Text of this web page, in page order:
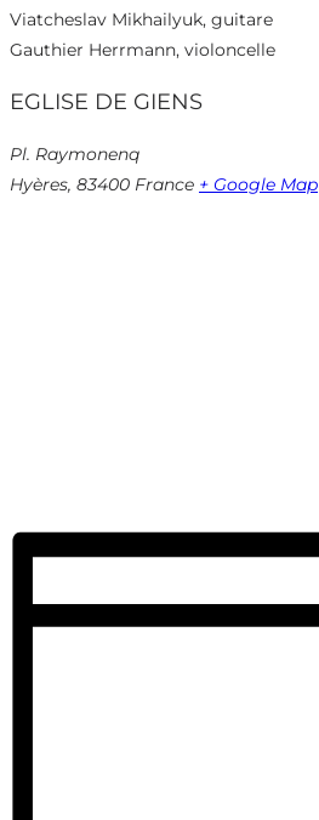
Viatcheslav Mikhailyuk, guitare
Gauthier Herrmann, violoncelle
EGLISE DE GIENS
Pl. Raymonenq
Hyères, 83400 France + Google Map